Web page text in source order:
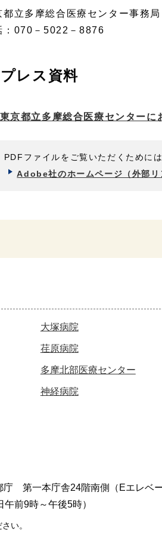
都立多摩総合医療センター事務局
：070－5022－8876
プレス資料
東京都立多摩総合医療センターに
PDFファイルをご覧いただくために
Adobe社のホームページ（外部リ
大塚病院
荏原病院
多摩北部医療センター
神経病院
第一本庁舎24階南側（Eエレベー
前9時～午後5時）
い。